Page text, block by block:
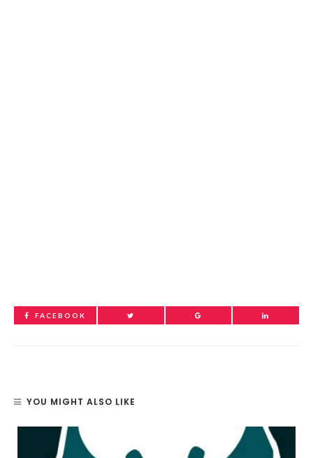
FACEBOOK
YOU MIGHT ALSO LIKE